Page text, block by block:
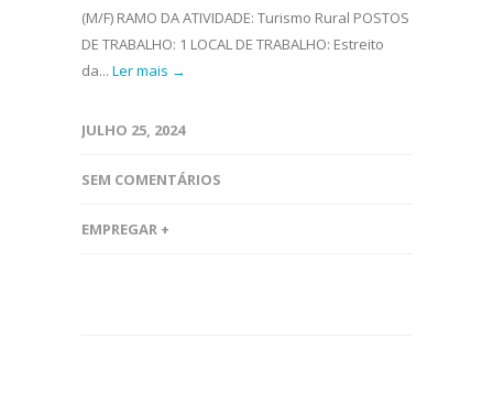
(M/F) RAMO DA ATIVIDADE: Turismo Rural POSTOS
DE TRABALHO: 1 LOCAL DE TRABALHO: Estreito
da... Ler mais →
JULHO 25, 2024
SEM COMENTÁRIOS
EMPREGAR +